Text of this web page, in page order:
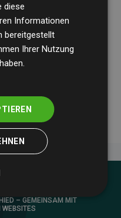
sicherzustellen.
Investitionen in
200 % der
der teilnehmenden
Nachweis für die
Ansatzes.
– GEMEINSAM MIT
diese
Informationen
bereitgestellt
Ihrer Nutzung